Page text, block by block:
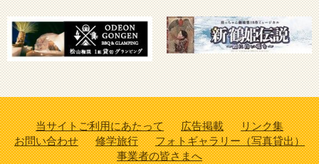
当サイトご利用にあたって 広告掲載
リンク集
お問い合わせ
修学旅行
フォトギャラリー（写真貸出）
事業者の皆さまへ